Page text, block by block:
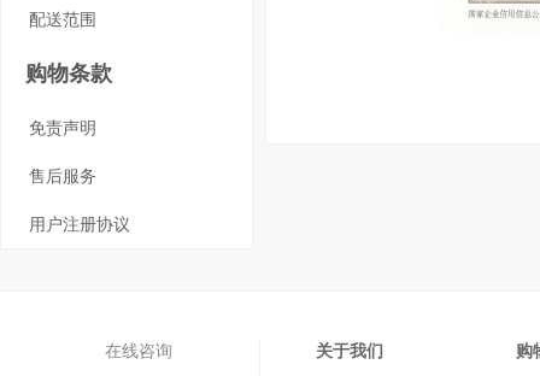
配送范围
购物条款
免责声明
售后服务
用户注册协议
在线咨询 关于我们 购